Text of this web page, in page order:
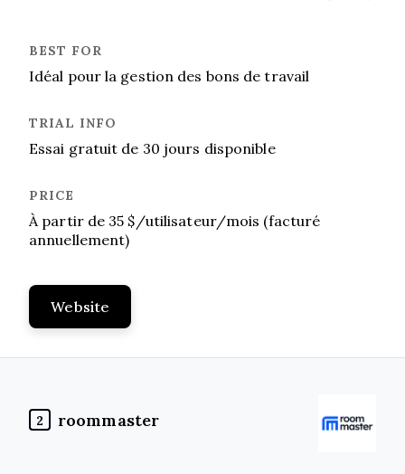
Idéal pour la gestion des bons de travail
Essai gratuit de 30 jours disponible
À partir de 35 $/utilisateur/mois (facturé
annuellement)
Website
2 roommaster